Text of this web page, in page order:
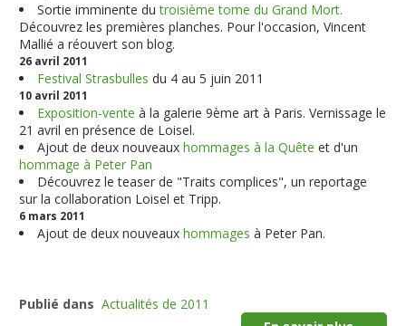
Sortie imminente du troisième tome du Grand Mort.
Découvrez les premières planches. Pour l'occasion, Vincent
Mallié a réouvert son blog.
26 avril 2011
Festival Strasbullesdu 4 au 5 juin 2011
10 avril 2011
Exposition-vente à la galerie 9ème art à Paris. Vernissage le
21 avril en présence de Loisel.
Ajout de deux nouveauxhommages à la Quête et d'un
hommage à Peter Pan
Découvrez le teaser de "Traits complices", un reportage
sur la collaboration Loisel et Tripp.
6 mars 2011
Ajout de deux nouveauxhommages à Peter Pan.
Publié dans Actualités de 2011